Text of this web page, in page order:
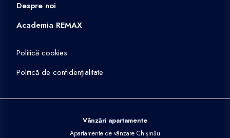
Despre noi
Academia REMAX
Politică cookies
Politică de confidențialitate
Vânzări apartamente
Apartamente de vânzare Chișinău